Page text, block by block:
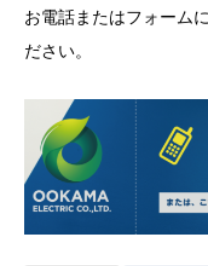
お電話またはフォーム
ださい。